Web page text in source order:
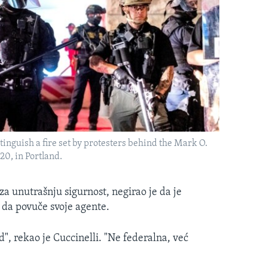
a fire set by protesters behind the Mark O.
in Portland.
unutrašnju sigurnost, negirao je da je
povuče svoje agente.
rekao je Cuccinelli. "Ne federalna, već